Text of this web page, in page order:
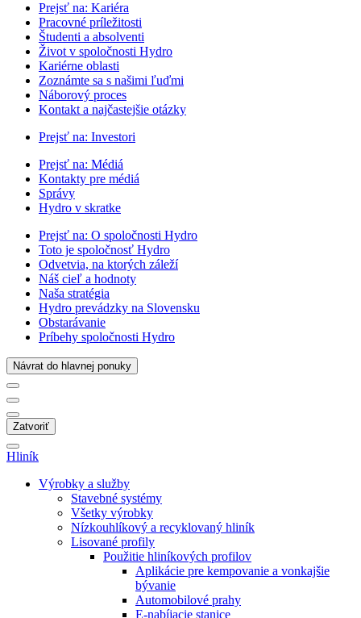
Prejsť na: Kariéra
Pracovné príležitosti
Študenti a absolventi
Život v spoločnosti Hydro
Kariérne oblasti
Zoznámte sa s našimi ľuďmi
Náborový proces
Kontakt a najčastejšie otázky
Prejsť na: Investori
Prejsť na: Médiá
Kontakty pre médiá
Správy
Hydro v skratke
Prejsť na: O spoločnosti Hydro
Toto je spoločnosť Hydro
Odvetvia, na ktorých záleží
Náš cieľ a hodnoty
Naša stratégia
Hydro prevádzky na Slovensku
Obstarávanie
Príbehy spoločnosti Hydro
Návrat do hlavnej ponuky
Zatvoriť
Hliník
Výrobky a služby
Stavebné systémy
Všetky výrobky
Nízkouhlíkový a recyklovaný hliník
Lisované profily
Použitie hliníkových profilov
Aplikácie pre kempovanie a vonkajšie
bývanie
Automobilové prahy
E-nabíjacie stanice